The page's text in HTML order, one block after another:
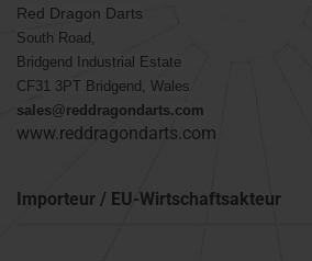
Red Dragon Darts
South Road,
Bridgend Industrial Estate
CF31 3PT Bridgend, Wales
sales@reddragondarts.com
www.reddragondarts.com
Importeur / EU-Wirtschaftsakteur